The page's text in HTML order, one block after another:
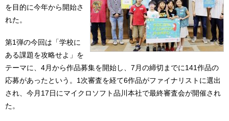
を目的に今年から開始さ
れた。
第1弾の今回は「学校に
ある課題を攻略せよ」を
テーマに、4月から作品募集を開始し、7月の締切までに141作品の
応募があったという。1次審査を経て6作品がファイナリストに選出
され、今月17日にマイクロソフト品川本社で最終審査会が開催され
た。